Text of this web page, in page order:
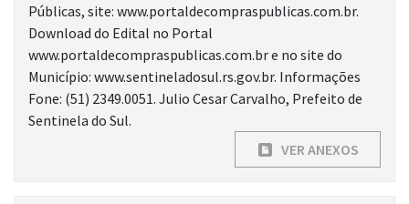
Públicas, site: www.portaldecompraspublicas.com.br.
Download do Edital no Portal
www.portaldecompraspublicas.com.br e no site do
Município: www.sentineladosul.rs.gov.br. Informações
Fone: (51) 2349.0051. Julio Cesar Carvalho, Prefeito de
Sentinela do Sul.
VER ANEXOS